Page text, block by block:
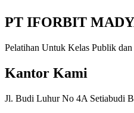
PT IFORBIT
Pelatihan Untuk Kelas Publik
Kantor Kami
Jl. Budi Luhur No 4A Setiabudi